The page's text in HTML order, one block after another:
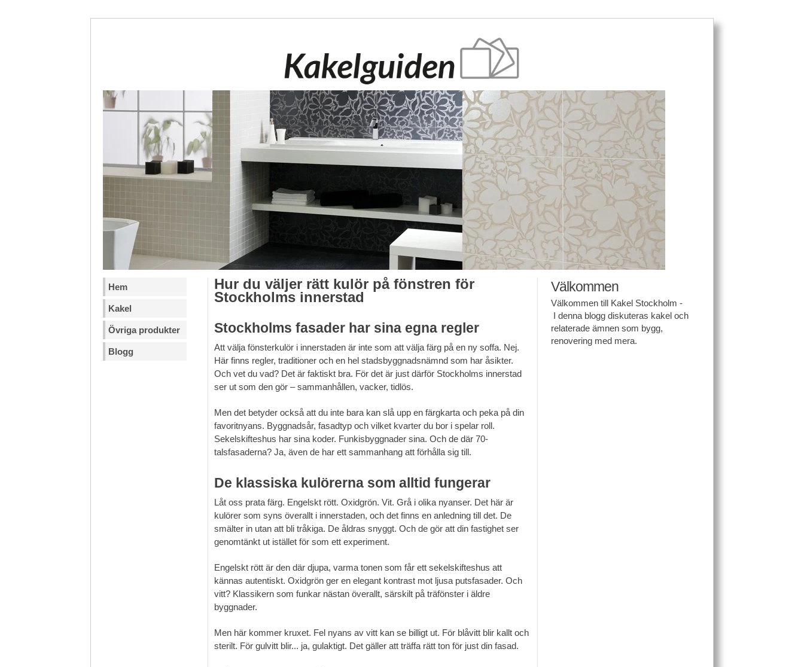
Hem
Kakel
Övriga produkter
Blogg
Hur du väljer rätt kulör på fönstren för
Stockholms innerstad
Stockholms fasader har sina egna regler
Att välja fönsterkulör i innerstaden är inte som att välja färg på en ny soffa. Nej.
Här finns regler, traditioner och en hel stadsbyggnadsnämnd som har åsikter.
Och vet du vad? Det är faktiskt bra. För det är just därför Stockholms innerstad
ser ut som den gör – sammanhållen, vacker, tidlös.
Men det betyder också att du inte bara kan slå upp en färgkarta och peka på din
favoritnyans. Byggnadsår, fasadtyp och vilket kvarter du bor i spelar roll.
Sekelskifteshus har sina koder. Funkisbyggnader sina. Och de där 70-
talsfasaderna? Ja, även de har ett sammanhang att förhålla sig till.
De klassiska kulörerna som alltid fungerar
Låt oss prata färg. Engelskt rött. Oxidgrön. Vit. Grå i olika nyanser. Det här är
kulörer som syns överallt i innerstaden, och det finns en anledning till det. De
smälter in utan att bli tråkiga. De åldras snyggt. Och de gör att din fastighet ser
genomtänkt ut istället för som ett experiment.
Engelskt rött är den där djupa, varma tonen som får ett sekelskifteshus att
kännas autentiskt. Oxidgrön ger en elegant kontrast mot ljusa putsfasader. Och
vitt? Klassikern som funkar nästan överallt, särskilt på träfönster i äldre
byggnader.
Men här kommer kruxet. Fel nyans av vitt kan se billigt ut. För blåvitt blir kallt och
sterilt. För gulvitt blir... ja, gulaktigt. Det gäller att träffa rätt ton för just din fasad.
Välkommen
Välkommen till Kakel Stockholm -
I denna blogg diskuteras kakel och
relaterade ämnen som bygg,
renovering med mera.